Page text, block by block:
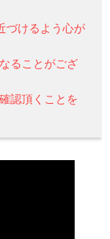
づけるよう心が
ることがござ
認頂くことを